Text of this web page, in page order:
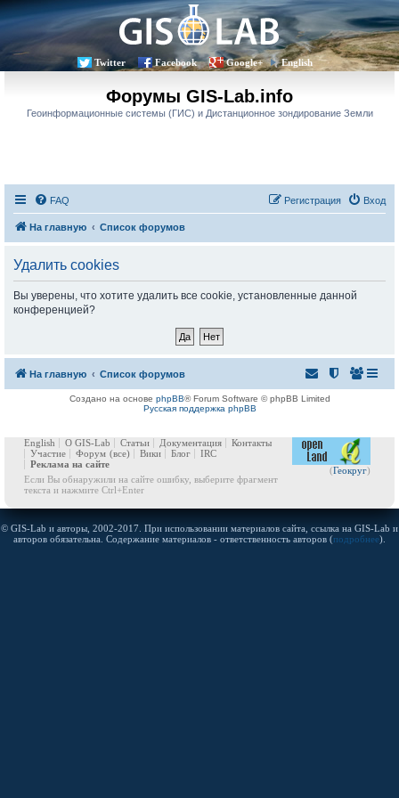
Twitter Facebook Google+ English
Форумы GIS-Lab.info
Геоинформационные системы (ГИС) и Дистанционное зондирование Земли
FAQ Вход
Регистрация
На главную Список форумов
Удалить cookies
Вы уверены, что хотите удалить все cookie, установленные данной
конференцией?
На главную Список форумов
Создано на основе phpBB® Forum Software © phpBB Limited
Русская поддержка phpBB
(Геокруг)
English О GIS-Lab Статьи Документация
Контакты
Участие
Форум (все) Вики Блог
IRC
Реклама на сайте
Если Вы обнаружили на сайте ошибку, выберите фрагмент
текста и нажмите Ctrl+Enter
© GIS-Lab и авторы, 2002-2017. При использовании материалов сайта, ссылка на GIS-Lab и
авторов обязательна. Содержание материалов - ответственность авторов (подробнее).